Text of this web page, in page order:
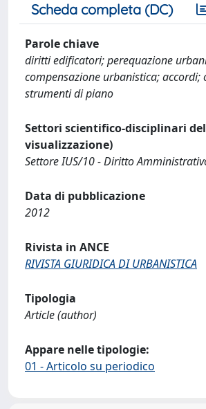
Scheda completa (DC)
Parole chiave
diritti edificatori; perequazione
compensazione urbanistica; accordi;
strumenti di piano
Settori scientifico-disciplinari
visualizzazione)
Settore IUS/10 - Diritto
Data di pubblicazione
2012
Rivista in ANCE
RIVISTA GIURIDICA DI URBANISTICA
Tipologia
Article (author)
Appare nelle tipologie:
01 - Articolo su periodico